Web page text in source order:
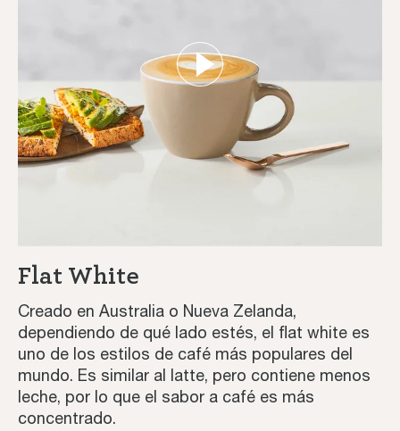
Flat White
Creado en Australia o Nueva Zelanda,
dependiendo de qué lado estés, el flat white es
uno de los estilos de café más populares del
mundo. Es similar al latte, pero contiene menos
leche, por lo que el sabor a café es más
concentrado.